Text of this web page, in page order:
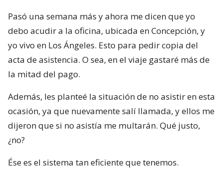
Pasó una semana más y ahora me dicen que yo
debo acudir a la oficina, ubicada en Concepción, y
yo vivo en Los Ángeles. Esto para pedir copia del
acta de asistencia. O sea, en el viaje gastaré más de
la mitad del pago.
Además, les planteé la situación de no asistir en esta
ocasión, ya que nuevamente salí llamada, y ellos me
dijeron que si no asistía me multarán. Qué justo,
¿no?
Ése es el sistema tan eficiente que tenemos.